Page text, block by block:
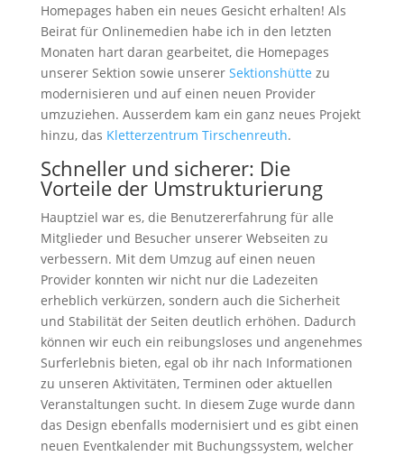
Homepages haben ein neues Gesicht erhalten! Als
Beirat für Onlinemedien habe ich in den letzten
Monaten hart daran gearbeitet, die Homepages
unserer Sektion sowie unserer Sektionshütte zu
modernisieren und auf einen neuen Provider
umzuziehen. Ausserdem kam ein ganz neues Projekt
hinzu, das Kletterzentrum Tirschenreuth.
Schneller und sicherer: Die
Vorteile der Umstrukturierung
Hauptziel war es, die Benutzererfahrung für alle
Mitglieder und Besucher unserer Webseiten zu
verbessern. Mit dem Umzug auf einen neuen
Provider konnten wir nicht nur die Ladezeiten
erheblich verkürzen, sondern auch die Sicherheit
und Stabilität der Seiten deutlich erhöhen. Dadurch
können wir euch ein reibungsloses und angenehmes
Surferlebnis bieten, egal ob ihr nach Informationen
zu unseren Aktivitäten, Terminen oder aktuellen
Veranstaltungen sucht. In diesem Zuge wurde dann
das Design ebenfalls modernisiert und es gibt einen
neuen Eventkalender mit Buchungssystem, welcher